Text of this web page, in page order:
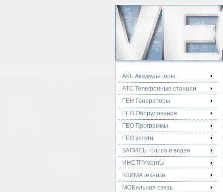
АКБ Аккумуляторы
АТС Телефонные станции
ГЕН Генераторы
ГЕО Оборудование
ГЕО Программы
ГЕО услуги
ЗАПИСЬ голоса и видео
ИНСТРУменты
КЛИМАтехника
МОБильная связь